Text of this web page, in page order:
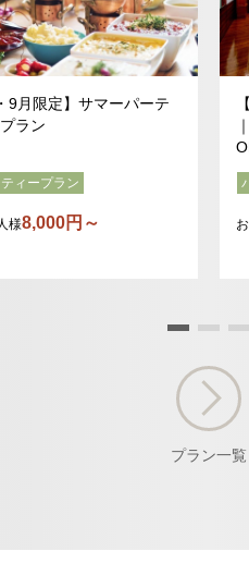
9月限定】サマーパーテ
ラン
ィープラン
様8,000円～
プラン一覧